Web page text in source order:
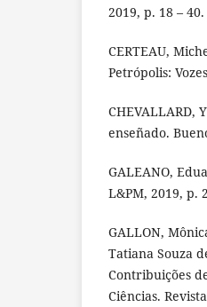
2019, p. 18 –
CERTEAU,
Petrópolis:
CHEVALLARD,
enseñado.
GALEANO,
L&PM, 2019, p.
GALLON,
Tatiana Souza
Contribuições
Ciências.